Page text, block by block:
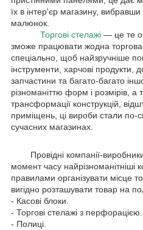
їх в інтер'єр магазину, вибравши
малюнок.
Торгові стелажі — це те
зможе працювати жодна
спеціально, щоб найзручніше
інструменти, харчові продукти,
запчастини та багато-багато
різноманіттю форм і розмірів, а
трансформації конструкцій,
приміщень, ці вироби стали по-
сучасних магазинах.
Провідні компанії-
момент часу найрізноманітніші
правилами організувати місце
вигідно розташувати товар на
- Касові блоки.
- Торгові стелажі з перфорацією.
- Полиці.